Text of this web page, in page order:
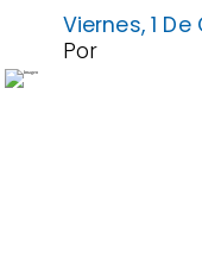
Viernes, 1 De
Por